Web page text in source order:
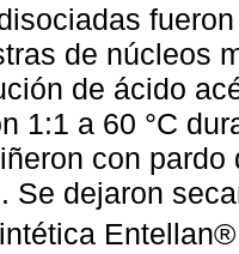
de núcleos
de ácido
1:1 a 60 °C
con
Se dejaron